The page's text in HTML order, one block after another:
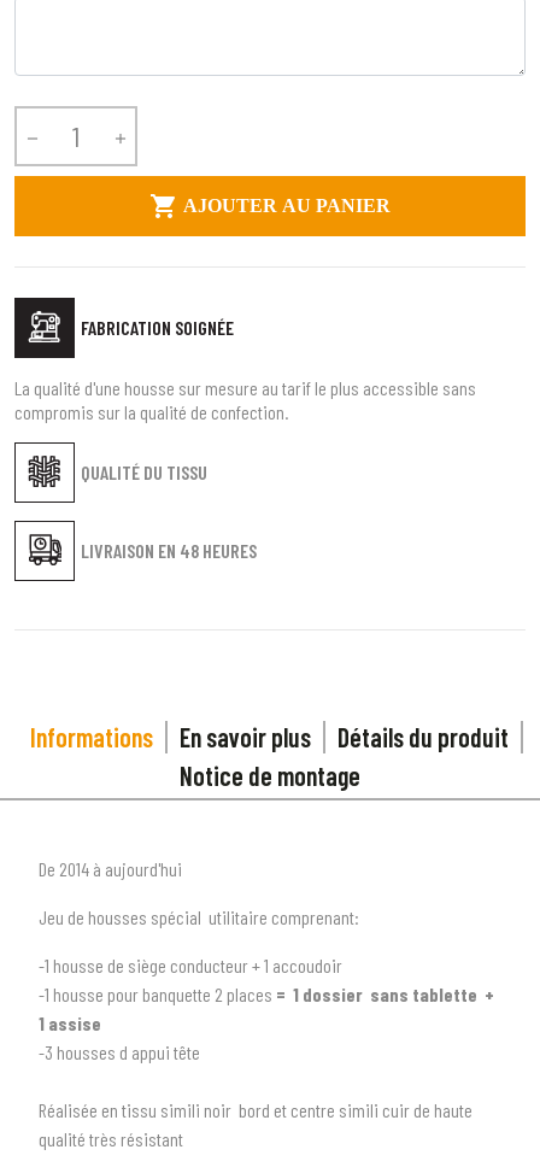
SÉLECTIONNEZ LE TYPE DE VOTRE VÉHICULE
 
 AJOUTER AU PANIER
FABRICATION SOIGNÉE
QUALITÉ DU TISSU
LIVRAISON EN 48 HEURES
La qualité d'une housse sur mesure au tarif le plus accessible sans
compromis sur la qualité de confection.
Informations En savoir plus
Détails du produit
Notice de montage
De 2014 à aujourd'hui
Jeu de housses spécial utilitaire comprenant:
-1 housse de siège conducteur + 1 accoudoir
-1 housse pour banquette 2 places = 1 dossier sans tablette +
1 assise
-3 housses d appui tête
Réalisée en tissu simili noir bord et centre simili cuir de haute
qualité très résistant